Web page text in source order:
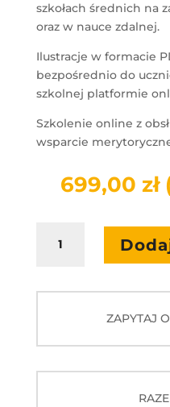
szkołach średnich na
oraz w nauce zdalnej.
Ilustracje w formacie
bezpośrednio do
szkolnej platformie
Szkolenie online z
wsparcie
699,00 zł
Multimedialne
ponadpodstawowa
ZAPYTAJ